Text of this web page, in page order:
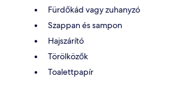
Fürdőkád vagy zuhanyzó
Szappan és sampon
Hajszárító
Törölközők
Toalettpapír